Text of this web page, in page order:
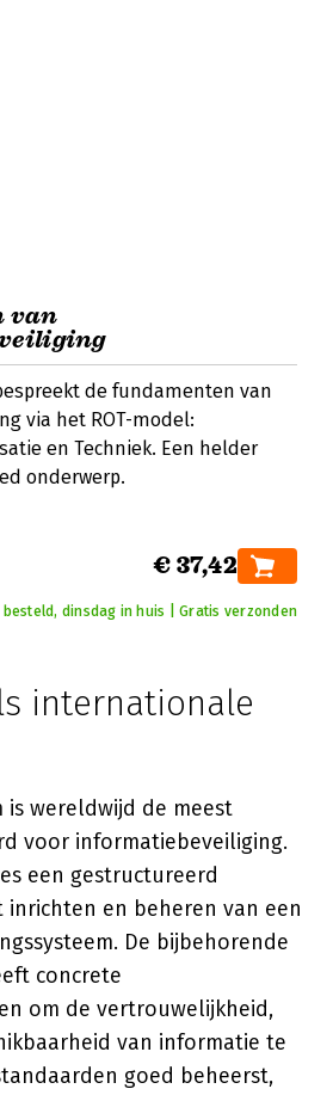
van
de fundamenten van
via het ROT-model:
en Techniek. Een helder
onderwerp.
€ 37,42
dinsdag in huis | Gratis verzonden
internationale
is wereldwijd de meest
voor informatiebeveiliging.
een gestructureerd
inrichten en beheren van een
De bijbehorende
concrete
om de vertrouwelijkheid,
van informatie te
goed beheerst,